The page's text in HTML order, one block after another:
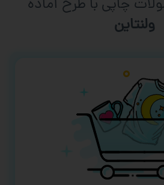
چاپی با طرح آماده
ورزشی